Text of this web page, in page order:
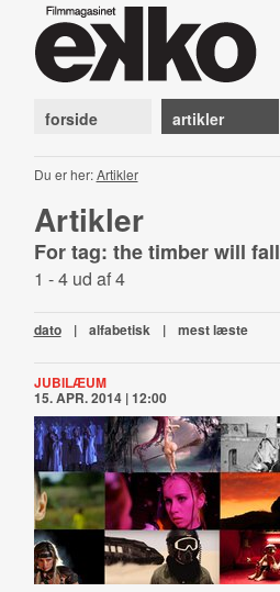
forside artikler
Du er her:Artikler
Artikler
For tag: the timber will fall
1 - 4 ud af 4
dato | alfabetisk | mest læste
JUBILÆUM
15. APR. 2014 | 12:00